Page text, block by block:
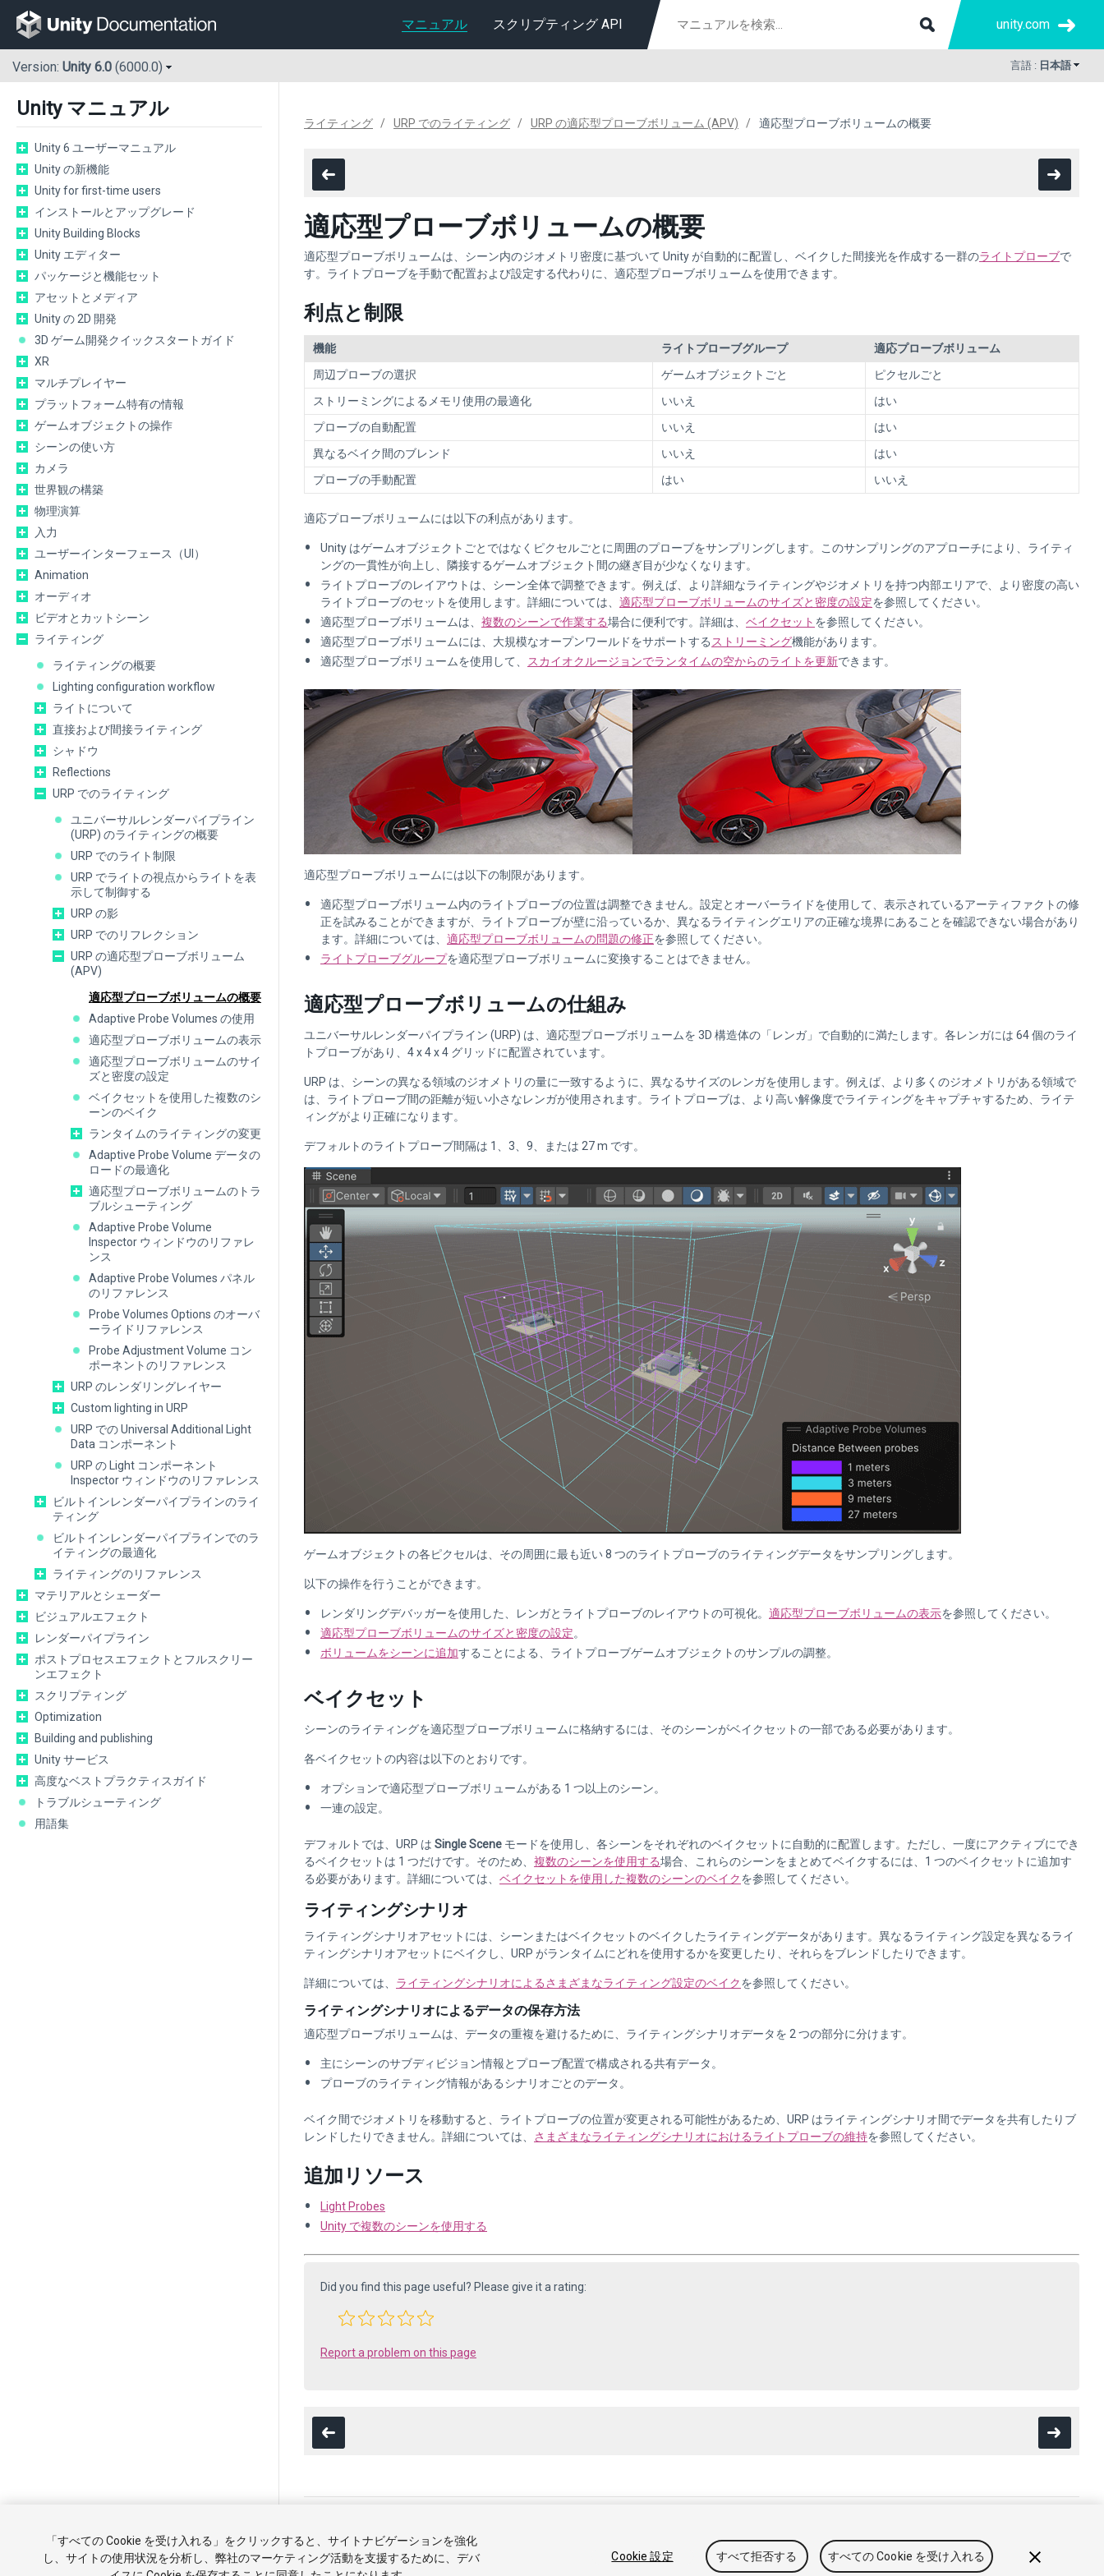
マニュアル スクリプティング API unity.com
Version: Unity 6.0 (6000.0) 言語 : 日本語
Unity マニュアル
Unity 6 ユーザーマニュアル
Unity の新機能
Unity for first-time users
インストールとアップグレード
Unity Building Blocks
Unity エディター
パッケージと機能セット
アセットとメディア
Unity の 2D 開発
3D ゲーム開発クイックスタートガイド
XR
マルチプレイヤー
プラットフォーム特有の情報
ゲームオブジェクトの操作
シーンの使い方
カメラ
世界観の構築
物理演算
入力
ユーザーインターフェース（UI）
Animation
オーディオ
ビデオとカットシーン
ライティング
ライティングの概要
Lighting configuration workflow
ライトについて
直接および間接ライティング
シャドウ
Reflections
URP でのライティング
ユニバーサルレンダーパイプライン
(URP) のライティングの概要
URP でのライト制限
URP でライトの視点からライトを表
示して制御する
URP の影
URP でのリフレクション
URP の適応型プローブボリューム
(APV)
適応型プローブボリュームの概要
Adaptive Probe Volumes の使用
適応型プローブボリュームの表示
適応型プローブボリュームのサイ
ズと密度の設定
ベイクセットを使用した複数のシ
ーンのベイク
ランタイムのライティングの変更
Adaptive Probe Volume データの
ロードの最適化
適応型プローブボリュームのトラ
ブルシューティング
Adaptive Probe Volume
Inspector ウィンドウのリファレ
ンス
Adaptive Probe Volumes パネル
のリファレンス
Probe Volumes Options のオーバ
ーライドリファレンス
Probe Adjustment Volume コン
ポーネントのリファレンス
URP のレンダリングレイヤー
Custom lighting in URP
URP での Universal Additional Light
Data コンポーネント
URP の Light コンポーネント
Inspector ウィンドウのリファレンス
ビルトインレンダーパイプラインのライ
ティング
ビルトインレンダーパイプラインでのラ
イティングの最適化
ライティングのリファレンス
マテリアルとシェーダー
ビジュアルエフェクト
レンダーパイプライン
ポストプロセスエフェクトとフルスクリー
ンエフェクト
スクリプティング
Optimization
Building and publishing
Unity サービス
高度なベストプラクティスガイド
トラブルシューティング
用語集
ライティング URP でのライティング URP の適応型プローブボリューム (APV) 適応型プローブボリュームの概要
適応型プローブボリュームの概要
適応型プローブボリュームは、シーン内のジオメトリ密度に基づいて Unity が自動的に配置し、ベイクした間接光を作成する一群のライトプローブで
す。ライトプローブを手動で配置および設定する代わりに、適応型プローブボリュームを使用できます。
利点と制限
機能 ライトプローブグループ
適応プローブボリューム
周辺プローブの選択
ゲームオブジェクトごと
ピクセルごと
ストリーミングによるメモリ使用の最適化
いいえ
はい
プローブの自動配置
いいえ
はい
異なるベイク間のブレンド
いいえ
はい
プローブの手動配置
はい いいえ
適応プローブボリュームには以下の利点があります。
Unity はゲームオブジェクトごとではなくピクセルごとに周囲のプローブをサンプリングします。このサンプリングのアプローチにより、ライティ
ングの一貫性が向上し、隣接するゲームオブジェクト間の継ぎ目が少なくなります。
ライトプローブのレイアウトは、シーン全体で調整できます。例えば、より詳細なライティングやジオメトリを持つ内部エリアで、より密度の高い
ライトプローブのセットを使用します。詳細については、 適応型プローブボリュームのサイズと密度の設定を参照してください。
適応型プローブボリュームは、 複数のシーンで作業する場合に便利です。詳細は、 ベイクセット を参照してください。
適応型プローブボリュームには、大規模なオープンワールドをサポートする ストリーミング機能があります。
適応型プローブボリュームを使用して、
スカイオクルージョンでランタイムの空からのライトを更新できます。
適応型プローブボリュームには以下の制限があります。
適応型プローブボリューム内のライトプローブの位置は調整できません。設定とオーバーライドを使用して、表示されているアーティファクトの修
正を試みることができますが、ライトプローブが壁に沿っているか、異なるライティングエリアの正確な境界にあることを確認できない場合があり
ます。詳細については、 適応型プローブボリュームの問題の修正を参照してください。
ライトプローブグループを適応型プローブボリュームに変換することはできません。
適応型プローブボリュームの仕組み
ユニバーサルレンダーパイプライン (URP) は、適応型プローブボリュームを 3D 構造体の「レンガ」で自動的に満たします。各レンガには 64 個のライ
トプローブがあり、4 x 4 x 4 グリッドに配置されています。
URP は、シーンの異なる領域のジオメトリの量に一致するように、異なるサイズのレンガを使用します。例えば、より多くのジオメトリがある領域で
は、ライトプローブ間の距離が短い小さなレンガが使用されます。ライトプローブは、より高い解像度でライティングをキャプチャするため、ライテ
ィングがより正確になります。
デフォルトのライトプローブ間隔は 1、3、9、または 27 m です。
ゲームオブジェクトの各ピクセルは、その周囲に最も近い 8 つのライトプローブのライティングデータをサンプリングします。
以下の操作を行うことができます。
レンダリングデバッガーを使用した、レンガとライトプローブのレイアウトの可視化。 適応型プローブボリュームの表示を参照してください。
適応型プローブボリュームのサイズと密度の設定。
ボリュームをシーンに追加することによる、ライトプローブゲームオブジェクトのサンプルの調整。
ベイクセット
シーンのライティングを適応型プローブボリュームに格納するには、そのシーンがベイクセットの一部である必要があります。
各ベイクセットの内容は以下のとおりです。
オプションで適応型プローブボリュームがある 1 つ以上のシーン。
一連の設定。
デフォルトでは、URP は Single Scene モードを使用し、各シーンをそれぞれのベイクセットに自動的に配置します。ただし、一度にアクティブにでき
るベイクセットは 1 つだけです。そのため、 複数のシーンを使用する場合、これらのシーンをまとめてベイクするには、1 つのベイクセットに追加す
る必要があります。詳細については、 ベイクセットを使用した複数のシーンのベイクを参照してください。
ライティングシナリオ
ライティングシナリオアセットには、シーンまたはベイクセットのベイクしたライティングデータがあります。異なるライティング設定を異なるライ
ティングシナリオアセットにベイクし、URP がランタイムにどれを使用するかを変更したり、それらをブレンドしたりできます。
詳細については、 ライティングシナリオによるさまざまなライティング設定のベイクを参照してください。
ライティングシナリオによるデータの保存方法
適応型プローブボリュームは、データの重複を避けるために、ライティングシナリオデータを 2 つの部分に分けます。
主にシーンのサブディビジョン情報とプローブ配置で構成される共有データ。
プローブのライティング情報があるシナリオごとのデータ。
ベイク間でジオメトリを移動すると、ライトプローブの位置が変更される可能性があるため、URP はライティングシナリオ間でデータを共有したりブ
レンドしたりできません。詳細については、
さまざまなライティングシナリオにおけるライトプローブの維持を参照してください。
追加リソース
Light Probes
Unity で複数のシーンを使用する
Did you find this page useful? Please give it a rating:
Report a problem on this page
チュートリアル Answers ナレッジベース 利用規約 法的情報 クッキーについて
「すべての Cookie を受け入れる」をクリックすると、サイトナビゲーションを強化
し、サイトの使用状況を分析し、弊社のマーケティング活動を支援するために、デバ
Cookie 設定 すべて拒否する すべての Cookie を受け入れる